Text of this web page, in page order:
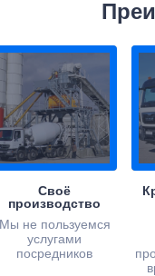
Своё
производство
Мы не пользуемся
услугами
посредников